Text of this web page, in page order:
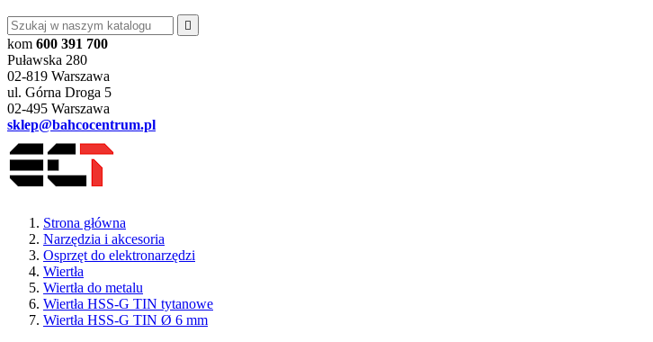

kom 600 391 700
Puławska 280
02-819 Warszawa
ul. Górna Droga 5
02-495 Warszawa
sklep@bahcocentrum.pl
Strona główna
Narzędzia i akcesoria
Osprzęt do elektronarzędzi
Wiertła
Wiertła do metalu
Wiertła HSS-G TIN tytanowe
Wiertła HSS-G TIN Ø 6 mm